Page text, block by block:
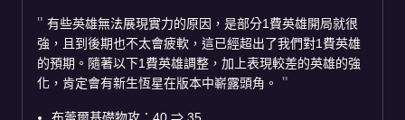
有些英雄無法展現實力的原因，是部分1費英雄開局就很
強，且到後期也不太會疲軟，這已經超出了我們對1費英雄
的預期。隨著以下1費英雄調整，加上表現較差的英雄的強
化，肯定會有新生恆星在版本中嶄露頭角。